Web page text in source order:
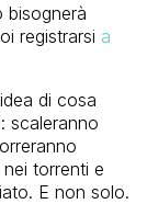
bisognerà
registrarsi a
di cosa
scaleranno
torrenti e
E non solo.